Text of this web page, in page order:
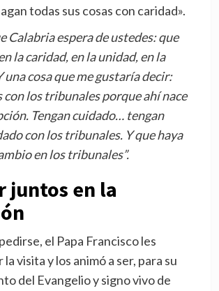
todas sus cosas con caridad».
Calabria espera de ustedes: que
la caridad, en la unidad, en la
cosa que me gustaría decir:
los tribunales porque ahí nace
Tengan cuidado… tengan
con los tribunales. Y que haya
en los tribunales”.
juntos en la
el Papa Francisco les
visita y los animó a ser, para su
del Evangelio y signo vivo de